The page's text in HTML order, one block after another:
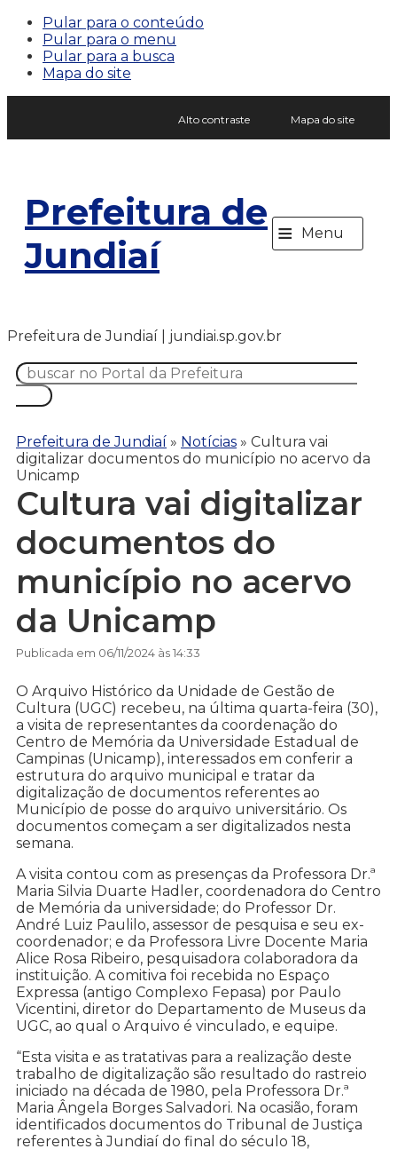
Pular para o conteúdo
Pular para o menu
Pular para a busca
Mapa do site
Alto contraste Mapa do site
Prefeitura de
Jundiaí
≡ Menu
Prefeitura de Jundiaí | jundiai.sp.gov.br
Prefeitura de Jundiaí » Notícias » Cultura vai
digitalizar documentos do município no acervo da
Unicamp
Cultura vai digitalizar
documentos do
município no acervo
da Unicamp
Publicada em 06/11/2024 às 14:33
O Arquivo Histórico da Unidade de Gestão de
Cultura (UGC) recebeu, na última quarta-feira (30),
a visita de representantes da coordenação do
Centro de Memória da Universidade Estadual de
Campinas (Unicamp), interessados em conferir a
estrutura do arquivo municipal e tratar da
digitalização de documentos referentes ao
Município de posse do arquivo universitário. Os
documentos começam a ser digitalizados nesta
semana.
A visita contou com as presenças da Professora Dr.ª
Maria Silvia Duarte Hadler, coordenadora do Centro
de Memória da universidade; do Professor Dr.
André Luiz Paulilo, assessor de pesquisa e seu ex-
coordenador; e da Professora Livre Docente Maria
Alice Rosa Ribeiro, pesquisadora colaboradora da
instituição. A comitiva foi recebida no Espaço
Expressa (antigo Complexo Fepasa) por Paulo
Vicentini, diretor do Departamento de Museus da
UGC, ao qual o Arquivo é vinculado, e equipe.
“Esta visita e as tratativas para a realização deste
trabalho de digitalização são resultado do rastreio
iniciado na década de 1980, pela Professora Dr.ª
Maria Ângela Borges Salvadori. Na ocasião, foram
identificados documentos do Tribunal de Justiça
referentes à Jundiaí do final do século 18,